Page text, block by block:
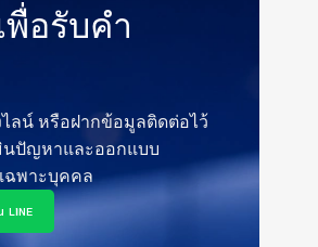
อรับคำ
ลน์ หรือฝากข้อมูลติดต่อไว้
นปัญหาและออกแบบ
ฉพาะบุคคล
LINE